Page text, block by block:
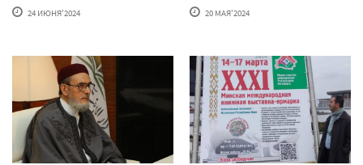
24 ИЮНЯ'2024 20 МАЯ'2024